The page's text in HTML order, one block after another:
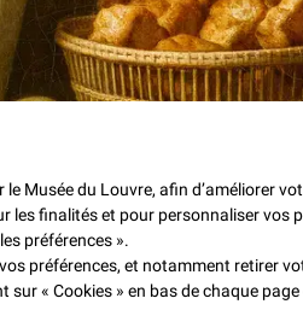
Musée du Louvre, afin d’améliorer
les finalités et pour personnaliser vos
préférences ».
préférences, et notamment retirer
sur « Cookies » en bas de chaque
D'ACCÈS
Toute
DE
de la
Aide à
des